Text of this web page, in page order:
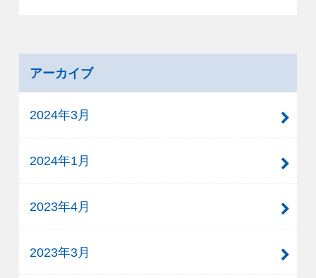
アーカイブ
2024年3月
2024年1月
2023年4月
2023年3月